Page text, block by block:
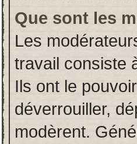
Que sont les
Les
travail consiste
Ils ont le
déverrouiller,
modèrent.